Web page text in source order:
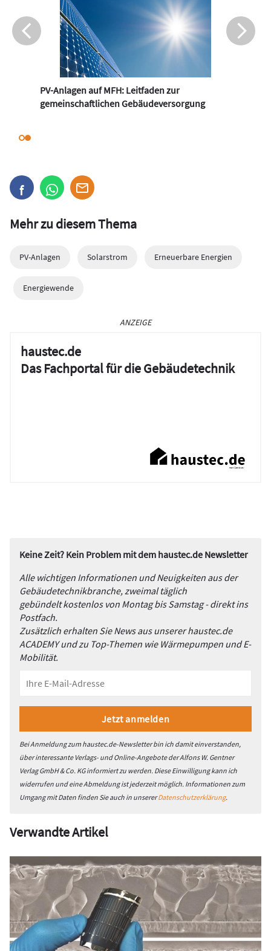
PV-Anlagen auf MFH: Leitfaden zur
gemeinschaftlichen Gebäudeversorgung
Mehr zu diesem Thema
PV-Anlagen Solarstrom Erneuerbare Energien
Energiewende
ANZEIGE
haustec.de
Das Fachportal für die Gebäudetechnik
Keine Zeit? Kein Problem mit dem haustec.de Newsletter
Alle wichtigen Informationen und Neuigkeiten aus der
Gebäudetechnikbranche, zweimal täglich
gebündelt kostenlos von Montag bis Samstag - direkt ins
Postfach.
Zusätzlich erhalten Sie News aus unserer haustec.de
ACADEMY und zu Top-Themen wie Wärmepumpen und E-
Mobilität.
Bei Anmeldung zum haustec.de-Newsletter bin ich damit einverstanden,
über interessante Verlags- und Online-Angebote der Alfons W. Gentner
Verlag GmbH & Co. KG informiert zu werden. Diese Einwilligung kann ich
widerrufen und eine Abmeldung ist jederzeit möglich. Informationen zum
Umgang mit Daten finden Sie auch in unsererDatenschutzerklärung.
Verwandte Artikel